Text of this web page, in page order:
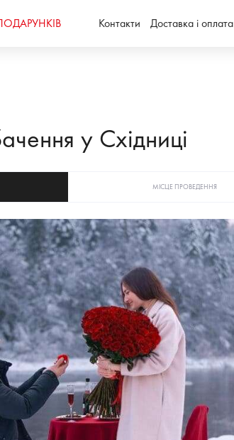
Контакти Доставка і оплата
у Східниці
МІСЦЕ ПРОВЕДЕННЯ